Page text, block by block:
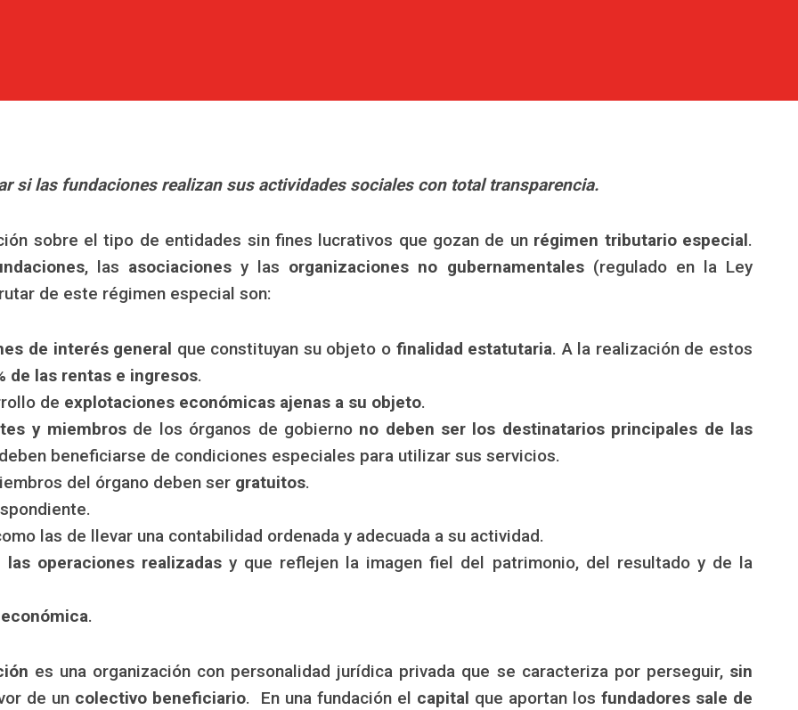
si las fundaciones realizan sus actividades sociales con total transparencia.
sobre el tipo de entidades sin fines lucrativos que gozan de un régimen tributario especial.
, las asociacionesy las organizaciones no gubernamentales(regulado en la Ley
de este régimen especial son:
de interés general que constituyan su objeto o finalidad estatutaria. A la realización de estos
de las rentas e ingresos.
de explotaciones económicas ajenas a su objeto.
y miembrosde los órganos de gobierno no deben ser los destinatarios principales de las
beneficiarse de condiciones especiales para utilizar sus servicios.
del órgano deben ser gratuitos.
las de llevar una contabilidad ordenada y adecuada a su actividad.
operaciones realizadasy que reflejen la imagen fiel del patrimonio, del resultado y de la
.
es una organización con personalidad jurídica privada que se caracteriza por perseguir, sin
de un colectivo beneficiario. En una fundación el capital que aportan los fundadores sale de